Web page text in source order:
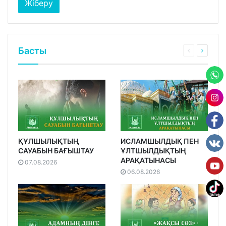
Басты
ҚҰЛШЫЛЫҚТЫҢ
САУАБЫН БАҒЫШТАУ
07.08.2026
ИСЛАМШЫЛДЫҚ ПЕН
ҰЛТШЫЛДЫҚТЫҢ
АРАҚАТЫНАСЫ
06.08.2026